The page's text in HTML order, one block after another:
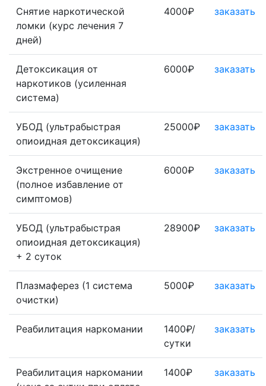
Снятие наркотической
ломки (курс лечения 7
дней)
4000₽ заказать
Детоксикация от
наркотиков (усиленная
система)
6000₽ заказать
УБОД (ультрабыстрая
опиоидная детоксикация)
25000₽ заказать
Экстренное очищение
(полное избавление от
симптомов)
6000₽ заказать
УБОД (ультрабыстрая
опиоидная детоксикация)
+ 2 суток
28900₽ заказать
Плазмаферез (1 система
очистки)
5000₽ заказать
Реабилитация наркомании
1400₽/
сутки
заказать
Реабилитация наркомании
1400₽ заказать